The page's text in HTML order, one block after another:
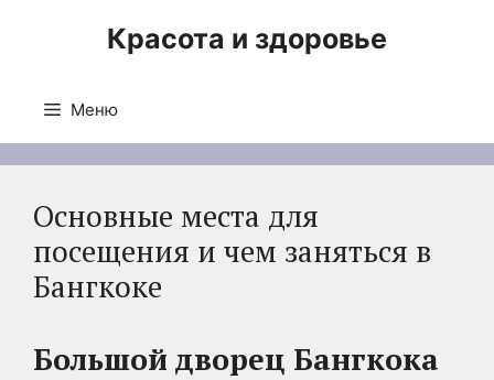
Красота и здоровье
Меню
Основные места для
посещения и чем заняться в
Бангкоке
Большой дворец Бангкока